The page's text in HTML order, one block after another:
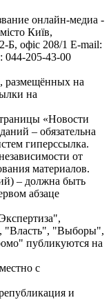
онлайн-медиа -
Київ,
офіс 208/1 E-mail:
044-205-43-00
размещённых на
на
«Новости
– обязательна
гиперссылка.
от
материалов.
– должна быть
абзаце
"Власть", "Выборы",
публикуются на
с
и